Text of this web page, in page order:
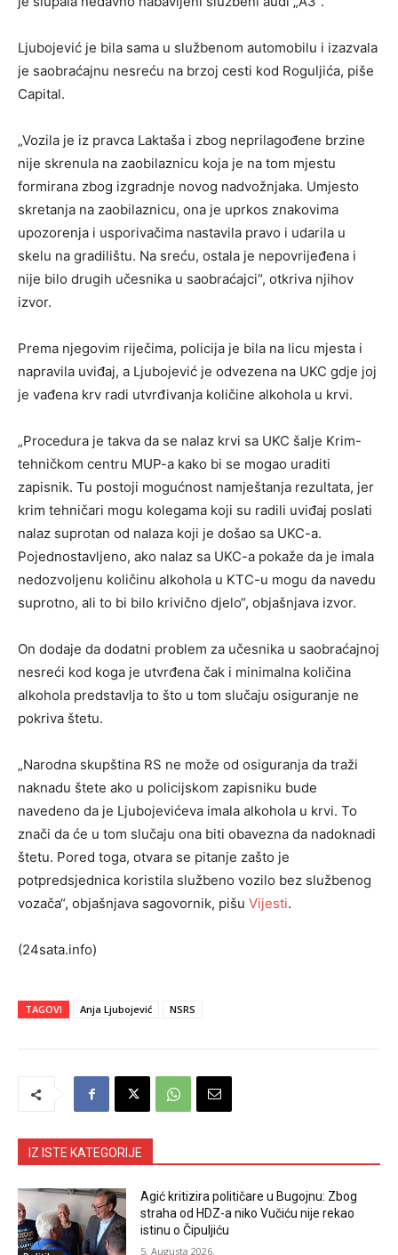
Ljubojević je bila sama u službenom automobilu i izazvala
je saobraćajnu nesreću na brzoj cesti kod Roguljića, piše
Capital.
„Vozila je iz pravca Laktaša i zbog neprilagođene brzine
nije skrenula na zaobilaznicu koja je na tom mjestu
formirana zbog izgradnje novog nadvožnjaka. Umjesto
skretanja na zaobilaznicu, ona je uprkos znakovima
upozorenja i usporivačima nastavila pravo i udarila u
skelu na gradilištu. Na sreću, ostala je nepovrijeđena i
nije bilo drugih učesnika u saobraćajci“, otkriva njihov
izvor.
Prema njegovim riječima, policija je bila na licu mjesta i
napravila uviđaj, a Ljubojević je odvezena na UKC gdje joj
je vađena krv radi utvrđivanja količine alkohola u krvi.
„Procedura je takva da se nalaz krvi sa UKC šalje Krim-
tehničkom centru MUP-a kako bi se mogao uraditi
zapisnik. Tu postoji mogućnost namještanja rezultata, jer
krim tehničari mogu kolegama koji su radili uviđaj poslati
nalaz suprotan od nalaza koji je došao sa UKC-a.
Pojednostavljeno, ako nalaz sa UKC-a pokaže da je imala
nedozvoljenu količinu alkohola u KTC-u mogu da navedu
suprotno, ali to bi bilo krivično djelo“, objašnjava izvor.
On dodaje da dodatni problem za učesnika u saobraćajnoj
nesreći kod koga je utvrđena čak i minimalna količina
alkohola predstavlja to što u tom slučaju osiguranje ne
pokriva štetu.
„Narodna skupština RS ne može od osiguranja da traži
naknadu štete ako u policijskom zapisniku bude
navedeno da je Ljubojevićeva imala alkohola u krvi. To
znači da će u tom slučaju ona biti obavezna da nadoknadi
štetu. Pored toga, otvara se pitanje zašto je
potpredsjednica koristila službeno vozilo bez službenog
vozača“, objašnjava sagovornik, pišu Vijesti.
(24sata.info)
TAGOVI Anja Ljubojević NSRS
IZ ISTE KATEGORIJE
Agić kritizira političare u Bugojnu: Zbog
straha od HDZ-a niko Vučiću nije rekao
istinu o Čipuljiću
5. Augusta 2026.